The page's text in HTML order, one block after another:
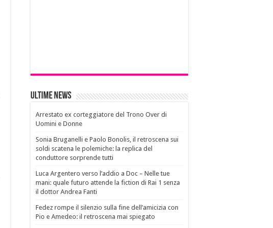
Ultime News
Arrestato ex corteggiatore del Trono Over di
Uomini e Donne
Sonia Bruganelli e Paolo Bonolis, il retroscena sui
soldi scatena le polemiche: la replica del
conduttore sorprende tutti
Luca Argentero verso l’addio a Doc – Nelle tue
mani: quale futuro attende la fiction di Rai 1 senza
il dottor Andrea Fanti
Fedez rompe il silenzio sulla fine dell’amicizia con
Pio e Amedeo: il retroscena mai spiegato